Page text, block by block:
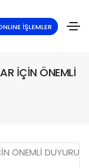
İŞLEMLER
İÇİN ÖNEMLİ